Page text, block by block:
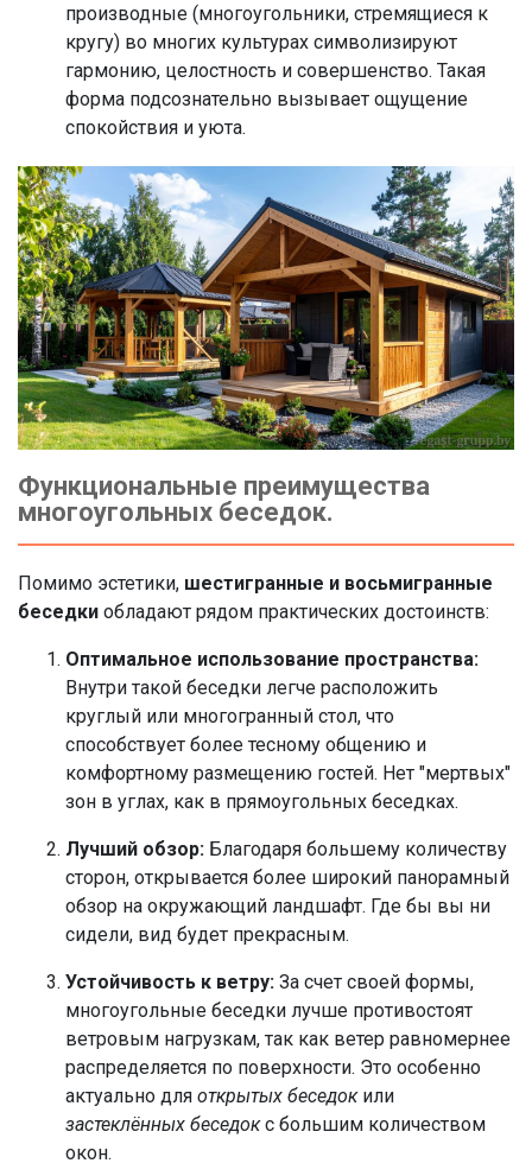
производные (многоугольники, стремящиеся к
кругу) во многих культурах символизируют
гармонию, целостность и совершенство. Такая
форма подсознательно вызывает ощущение
спокойствия и уюта.
Функциональные преимущества
многоугольных беседок.
Помимо эстетики, шестигранные и восьмигранные
беседки обладают рядом практических достоинств:
Оптимальное использование пространства:
Внутри такой беседки легче расположить
круглый или многогранный стол, что
способствует более тесному общению и
комфортному размещению гостей. Нет "мертвых"
зон в углах, как в прямоугольных беседках.
Лучший обзор: Благодаря большему количеству
сторон, открывается более широкий панорамный
обзор на окружающий ландшафт. Где бы вы ни
сидели, вид будет прекрасным.
Устойчивость к ветру: За счет своей формы,
многоугольные беседки лучше противостоят
ветровым нагрузкам, так как ветер равномернее
распределяется по поверхности. Это особенно
актуально для открытых беседокили
застеклённых беседокс большим количеством
окон.